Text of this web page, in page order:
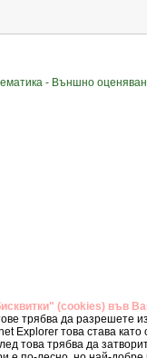
- Външно
(cookies) във
трябва да разрешете
Explorer това става
това трябва да